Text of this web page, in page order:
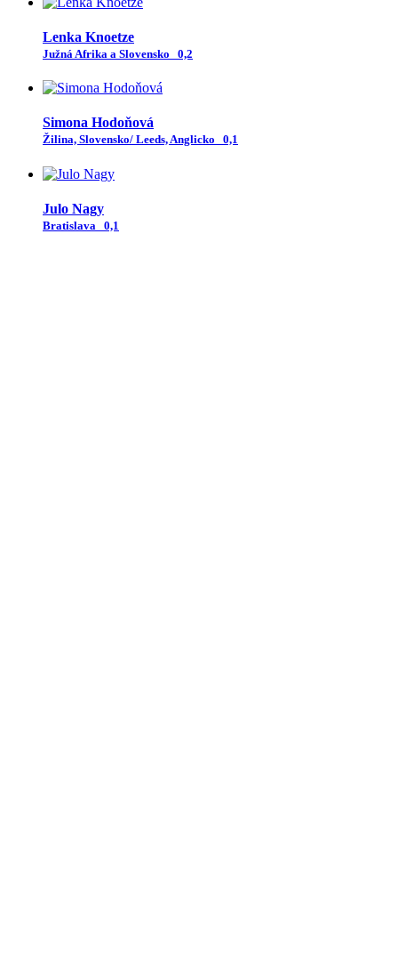
Lenka Knoetze
Južná Afrika a Slovensko 0,2
Simona Hodoňová
Žilina, Slovensko/ Leeds, Anglicko 0,1
Julo Nagy
Bratislava 0,1